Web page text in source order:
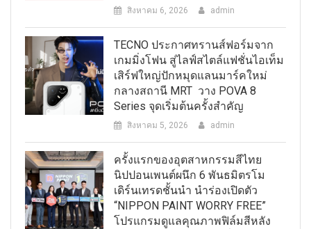
สิงหาคม 6, 2026 admin
TECNO ประกาศทรานส์ฟอร์มจาก
เกมมิ่งโฟน สู่ไลฟ์สไตล์แฟชั่นไอเท็ม
เสิร์ฟใหญ่ปักหมุดแลนมาร์คใหม่
กลางสถานี MRT วาง POVA 8
Series จุดเริ่มต้นครั้งสำคัญ
สิงหาคม 5, 2026 admin
ครั้งแรกของอุตสาหกรรมสีไทย
นิปปอนเพนต์ผนึก 6 พันธมิตรโม
เดิร์นเทรดชั้นนำ นำร่องเปิดตัว
“NIPPON PAINT WORRY FREE”
โปรแกรมดูแลคุณภาพฟิล์มสีหลัง